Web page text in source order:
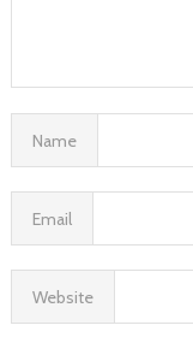
Name
Email
Website